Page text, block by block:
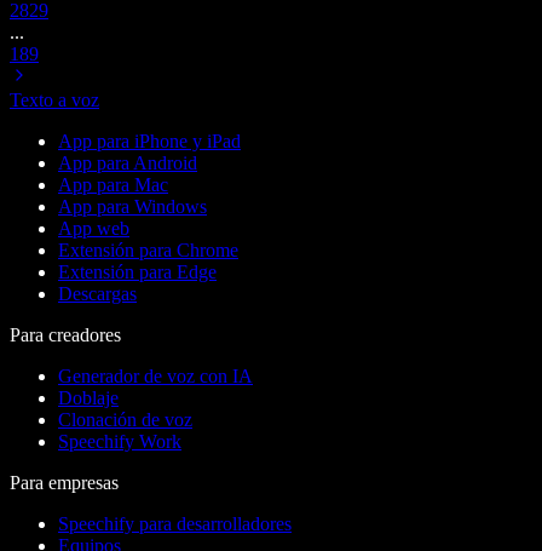
2829
...
189
Texto a voz
App para iPhone y iPad
App para Android
App para Mac
App para Windows
App web
Extensión para Chrome
Extensión para Edge
Descargas
Para creadores
Generador de voz con IA
Doblaje
Clonación de voz
Speechify Work
Para empresas
Speechify para desarrolladores
Equipos